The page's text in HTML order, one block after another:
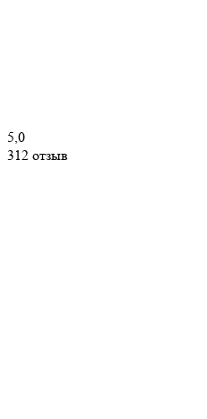
5,0
312 отзыв